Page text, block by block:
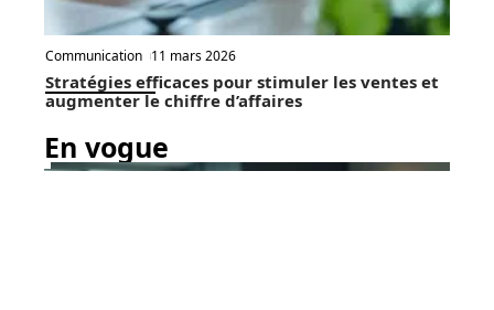
Communication 11 mars 2026
Stratégies efficaces pour stimuler les ventes et
augmenter le chiffre d’affaires
En vogue